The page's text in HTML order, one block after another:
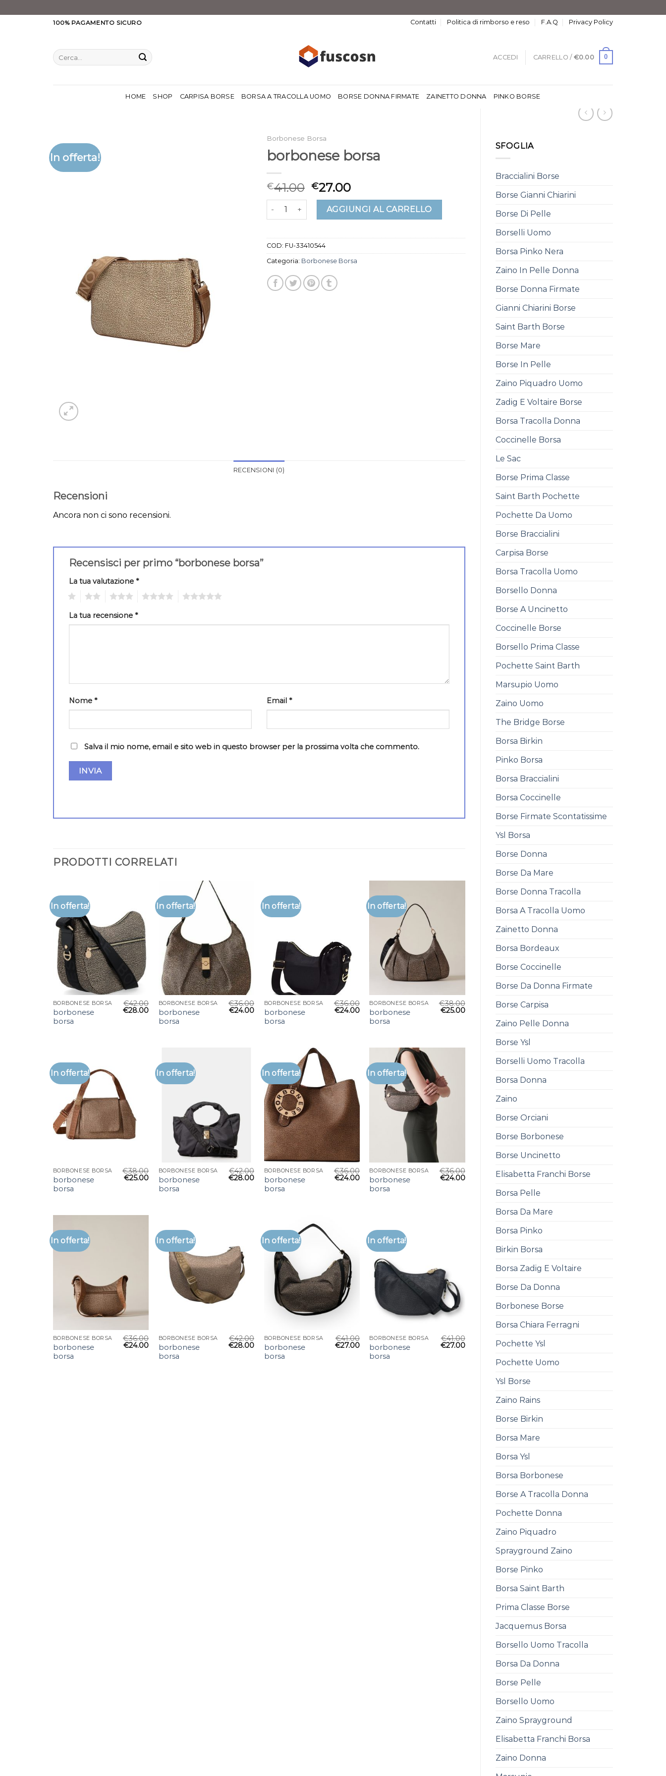
100% PAGAMENTO SICURO Contatti Politica di rimborso e reso F.A.Q Privacy Policy
Cerca:
ACCEDI CARRELLO / €0.00 0
HOME SHOP CARPISA BORSE BORSA A TRACOLLA UOMO BORSE DONNA FIRMATE ZAINETTO DONNA PINKO BORSE
SFOGLIA
Braccialini Borse
Borse Gianni Chiarini
Borse Di Pelle
Borselli Uomo
Borsa Pinko Nera
Zaino In Pelle Donna
Borse Donna Firmate
Gianni Chiarini Borse
Saint Barth Borse
Borse Mare
Borse In Pelle
Zaino Piquadro Uomo
Zadig E Voltaire Borse
Borsa Tracolla Donna
Coccinelle Borsa
Le Sac
Borse Prima Classe
Saint Barth Pochette
Pochette Da Uomo
Borse Braccialini
Carpisa Borse
Borsa Tracolla Uomo
Borsello Donna
Borse A Uncinetto
Coccinelle Borse
Borsello Prima Classe
Pochette Saint Barth
Marsupio Uomo
Zaino Uomo
The Bridge Borse
Borsa Birkin
Pinko Borsa
Borsa Braccialini
Borsa Coccinelle
Borse Firmate Scontatissime
Ysl Borsa
Borse Donna
Borse Da Mare
Borse Donna Tracolla
Borsa A Tracolla Uomo
Zainetto Donna
Borsa Bordeaux
Borse Coccinelle
Borse Da Donna Firmate
Borse Carpisa
Zaino Pelle Donna
Borse Ysl
Borselli Uomo Tracolla
Borsa Donna
Zaino
Borse Orciani
Borse Borbonese
Borse Uncinetto
Elisabetta Franchi Borse
Borsa Pelle
Borsa Da Mare
Borsa Pinko
Birkin Borsa
Borsa Zadig E Voltaire
Borse Da Donna
Borbonese Borse
Borsa Chiara Ferragni
Pochette Ysl
Pochette Uomo
Ysl Borse
Zaino Rains
Borse Birkin
Borsa Mare
Borsa Ysl
Borsa Borbonese
Borse A Tracolla Donna
Pochette Donna
Zaino Piquadro
Sprayground Zaino
Borse Pinko
Borsa Saint Barth
Prima Classe Borse
Jacquemus Borsa
Borsello Uomo Tracolla
Borsa Da Donna
Borse Pelle
Borsello Uomo
Zaino Sprayground
Elisabetta Franchi Borsa
Zaino Donna
In offerta!
Borbonese Borsa
borbonese borsa
€41.00 €27.00
borbonese borsa quantitàAGGIUNGI AL CARRELLO
COD: FU-33410544
Categoria: Borbonese Borsa
RECENSIONI (0)
Recensioni
Ancora non ci sono recensioni.
Recensisci per primo “borbonese borsa”
La tua valutazione *
La tua recensione *
Nome * Email *
Salva il mio nome, email e sito web in questo browser per la prossima volta che commento.
PRODOTTI CORRELATI
In offerta!
BORBONESE BORSA
borbonese
borsa
€42.00
€28.00
In offerta!
BORBONESE BORSA
borbonese
borsa
€36.00
€24.00
In offerta!
BORBONESE BORSA
borbonese
borsa
€36.00
€24.00
In offerta!
BORBONESE BORSA
borbonese
borsa
€38.00
€25.00
In offerta!
BORBONESE BORSA
borbonese
borsa
€38.00
€25.00
In offerta!
BORBONESE BORSA
borbonese
borsa
€42.00
€28.00
In offerta!
BORBONESE BORSA
borbonese
borsa
€36.00
€24.00
In offerta!
BORBONESE BORSA
borbonese
borsa
€36.00
€24.00
In offerta!
BORBONESE BORSA
borbonese
borsa
€36.00
€24.00
In offerta!
BORBONESE BORSA
borbonese
borsa
€42.00
€28.00
In offerta!
BORBONESE BORSA
borbonese
borsa
€41.00
€27.00
In offerta!
BORBONESE BORSA
borbonese
borsa
€41.00
€27.00